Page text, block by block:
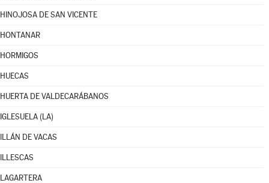
HINOJOSA DE SAN VICENTE
HONTANAR
HORMIGOS
HUECAS
HUERTA DE VALDECARÁBANOS
IGLESUELA (LA)
ILLÁN DE VACAS
ILLESCAS
LAGARTERA